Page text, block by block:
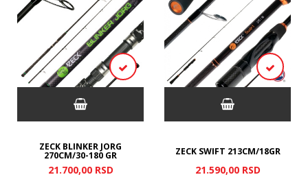
ZECK BLINKER JORG
270CM/30-180 GR
21.700,00 RSD
ZECK SWIFT 213CM/18GR
21.590,00 RSD